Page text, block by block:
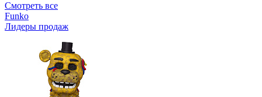
Смотреть все
Funko
Лидеры продаж